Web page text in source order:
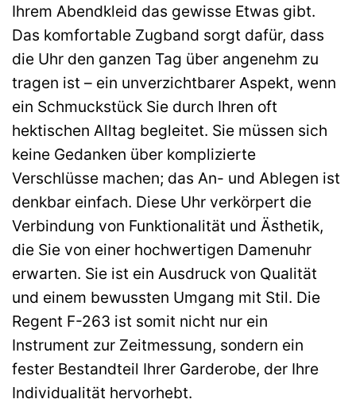
Ihrem Abendkleid das gewisse Etwas gibt.
Das komfortable Zugband sorgt dafür, dass
die Uhr den ganzen Tag über angenehm zu
tragen ist – ein unverzichtbarer Aspekt, wenn
ein Schmuckstück Sie durch Ihren oft
hektischen Alltag begleitet. Sie müssen sich
keine Gedanken über komplizierte
Verschlüsse machen; das An- und Ablegen ist
denkbar einfach. Diese Uhr verkörpert die
Verbindung von Funktionalität und Ästhetik,
die Sie von einer hochwertigen Damenuhr
erwarten. Sie ist ein Ausdruck von Qualität
und einem bewussten Umgang mit Stil. Die
Regent F-263 ist somit nicht nur ein
Instrument zur Zeitmessung, sondern ein
fester Bestandteil Ihrer Garderobe, der Ihre
Individualität hervorhebt.